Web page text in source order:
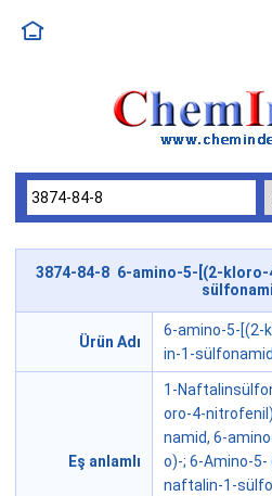
3874-84-8 6-amino-5-[(2-
Ürün Adı
6-amino-5-[(2-
in-1-sülfonamid
Eş anlamlı
1-
oro-4-
namid, 6-
o)-; 6-Amino-
naftalin-1-